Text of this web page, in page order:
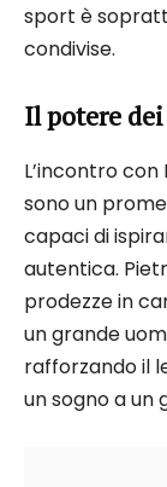
sport è
condivise.
Il potere
L’incontro
sono un
capaci di
autentica.
prodezze in
un grande
rafforzando il
un sogno a un